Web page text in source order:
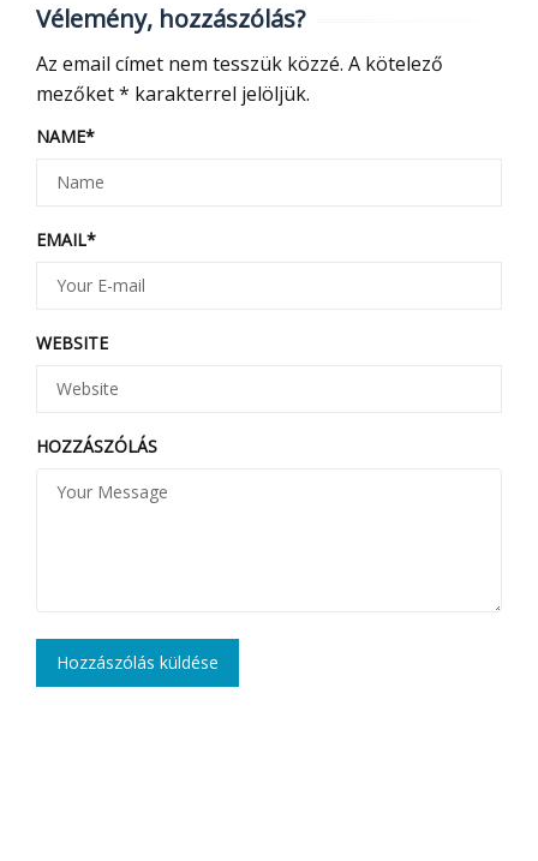
Vélemény, hozzászólás?
Az email címet nem tesszük közzé. A kötelező
mezőket* karakterrel jelöljük.
NAME*
EMAIL*
WEBSITE
HOZZÁSZÓLÁS